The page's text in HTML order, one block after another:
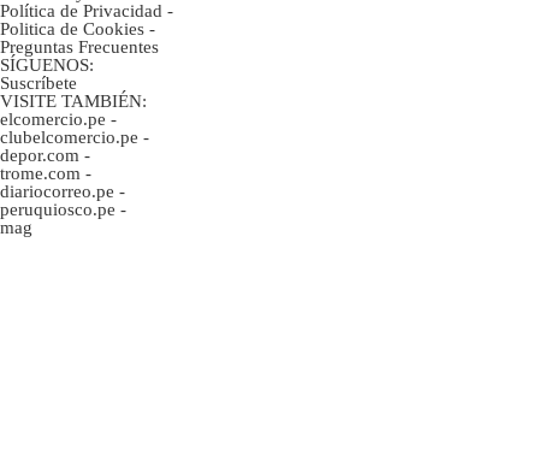
Política de Privacidad -
Politica de Cookies -
Preguntas Frecuentes
SÍGUENOS:
Suscríbete
VISITE TAMBIÉN:
elcomercio.pe -
clubelcomercio.pe -
depor.com -
trome.com -
diariocorreo.pe -
peruquiosco.pe -
mag